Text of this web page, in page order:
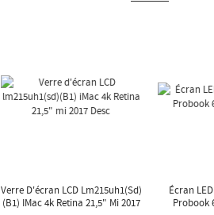
Verre D'écran LCD Lm215uh1(sd)
(B1) IMac 4k Retina 21,5" Mi 2017
Écran
Probook